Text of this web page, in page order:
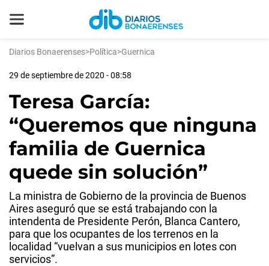
Diarios Bonaerenses>Política>Guernica
29 de septiembre de 2020 - 08:58
Teresa García:
“Queremos que ninguna
familia de Guernica
quede sin solución”
La ministra de Gobierno de la provincia de Buenos
Aires aseguró que se está trabajando con la
intendenta de Presidente Perón, Blanca Cantero,
para que los ocupantes de los terrenos en la
localidad “vuelvan a sus municipios en lotes con
servicios”.